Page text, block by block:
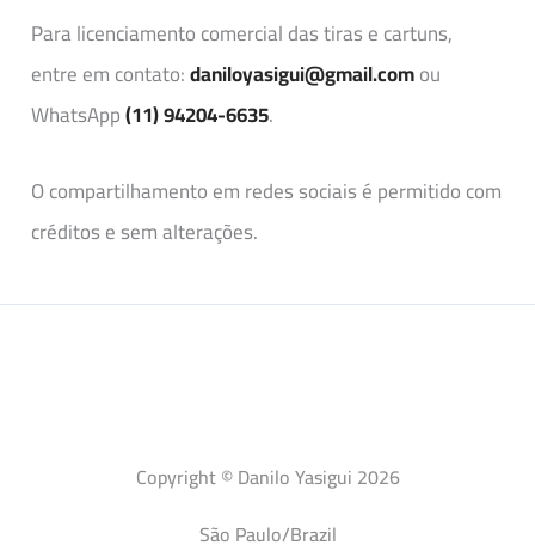
Para licenciamento comercial das tiras e cartuns,
entre em contato:daniloyasigui@gmail.comou
WhatsApp(11) 94204-6635.
O compartilhamento em redes sociais é permitido com
créditos e sem alterações.
Copyright © Danilo Yasigui 2026
São Paulo/Brazil